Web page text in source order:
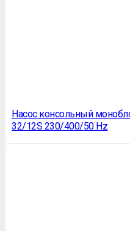
Насос консольный
32/12S 230/400/50 Hz